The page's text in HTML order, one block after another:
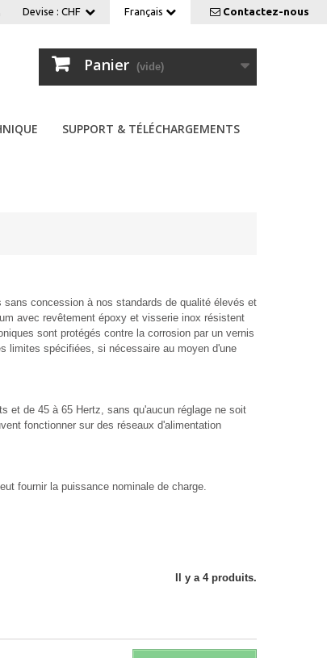
Contactez-nous
Français
Devise : CHF
Panier (vide)
SUPPORT & TÉLÉCHARGEMENTS
concession à nos standards de qualité élevés et
avec revêtement époxy et visserie inox résistent
sont protégés contre la corrosion par un vernis
limites spécifiées, si nécessaire au moyen d'une
et de 45 à 65 Hertz, sans qu'aucun réglage ne soit
fonctionner sur des réseaux d'alimentation
fournir la puissance nominale de charge.
Il y a 4 produits.